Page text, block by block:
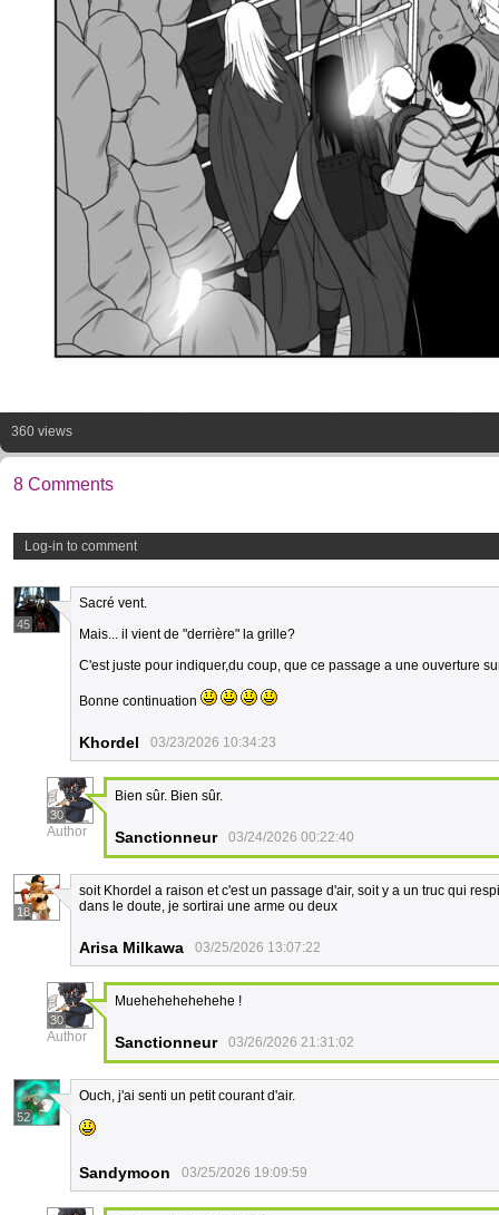
360 views
8 Comments
Log-in to comment
45
Sacré vent.
Mais... il vient de "derrière" la grille?
C'est juste pour indiquer,du coup, que ce passage a une ouverture
Bonne continuation
Khordel 03/23/2026 10:34:23
30
Author
Bien sûr. Bien sûr.
Sanctionneur 03/24/2026 00:22:40
18
soit Khordel a raison et c'est un passage d'air, soit y a un truc qui
dans le doute, je sortirai une arme ou deux
Arisa Milkawa 03/25/2026 13:07:22
30
Author
Muehehehehehehe !
Sanctionneur 03/26/2026 21:31:02
52
Ouch, j'ai senti un petit courant d'air.
Sandymoon 03/25/2026 19:09:59